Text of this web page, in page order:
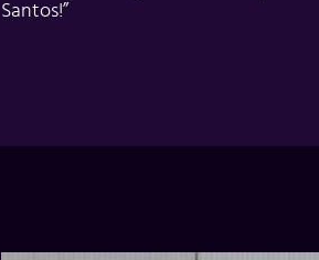
Santos!”